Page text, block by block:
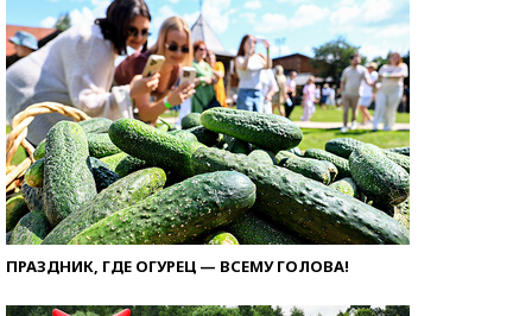
ПРАЗДНИК, ГДЕ ОГУРЕЦ — ВСЕМУ ГОЛОВА!